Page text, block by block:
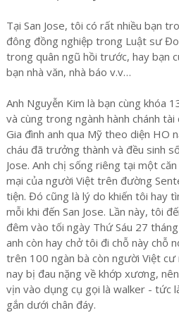
Tại San Jose, tôi có rất nhiều bạn
đông đồng nghiệp trong Luật sư
trong quân ngũ hồi trước, hay bạn
bạn nhà văn, nhà báo v.v…
Anh Nguyễn Kim là bạn cùng khóa
và cùng trong ngành hành chánh
Gia đình anh qua Mỹ theo diện HO
cháu đã trưởng thành và đều sinh
Jose. Anh chị sống riêng tại một
mại của người Việt trên đường
tiện. Đó cũng là lý do khiến tôi hay
mỗi khi đến San Jose. Lần này, tôi
đêm vào tối ngày Thứ Sáu 27
anh còn hay chở tôi đi chỗ này chỗ
trên 100 ngàn bà còn người Việt cư
nay bị đau nặng về khớp xương,
vịn vào dụng cụ gọi là walker - tức
gắn dưới chân đáy.